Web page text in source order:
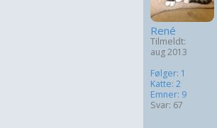
René
Tilmeldt:
aug 2013
Følger: 1
Katte: 2
Emner: 9
Svar: 67